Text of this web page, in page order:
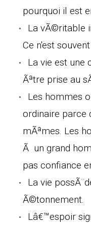
pourquoi il est
La vÃ©ritable
Ce n'est
La vie est une
Ãªtre prise au
Les hommes
ordinaire parce
mÃªmes. Les
Ã un grand
pas confiance
La vie
Ã©tonnement.
Lâ€™espoir